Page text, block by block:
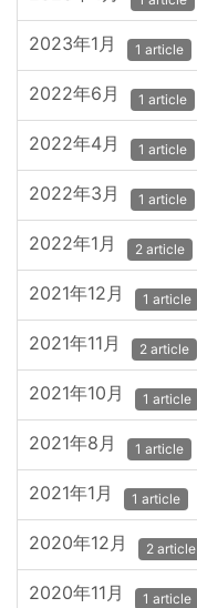
2023年1月 1 article
2022年6月 1 article
2022年4月 1 article
2022年3月 1 article
2022年1月 2 article
2021年12月 1 article
2021年11月 2 article
2021年10月 1 article
2021年8月 1 article
2021年1月 1 article
2020年12月 2 article
2020年11月 1 article